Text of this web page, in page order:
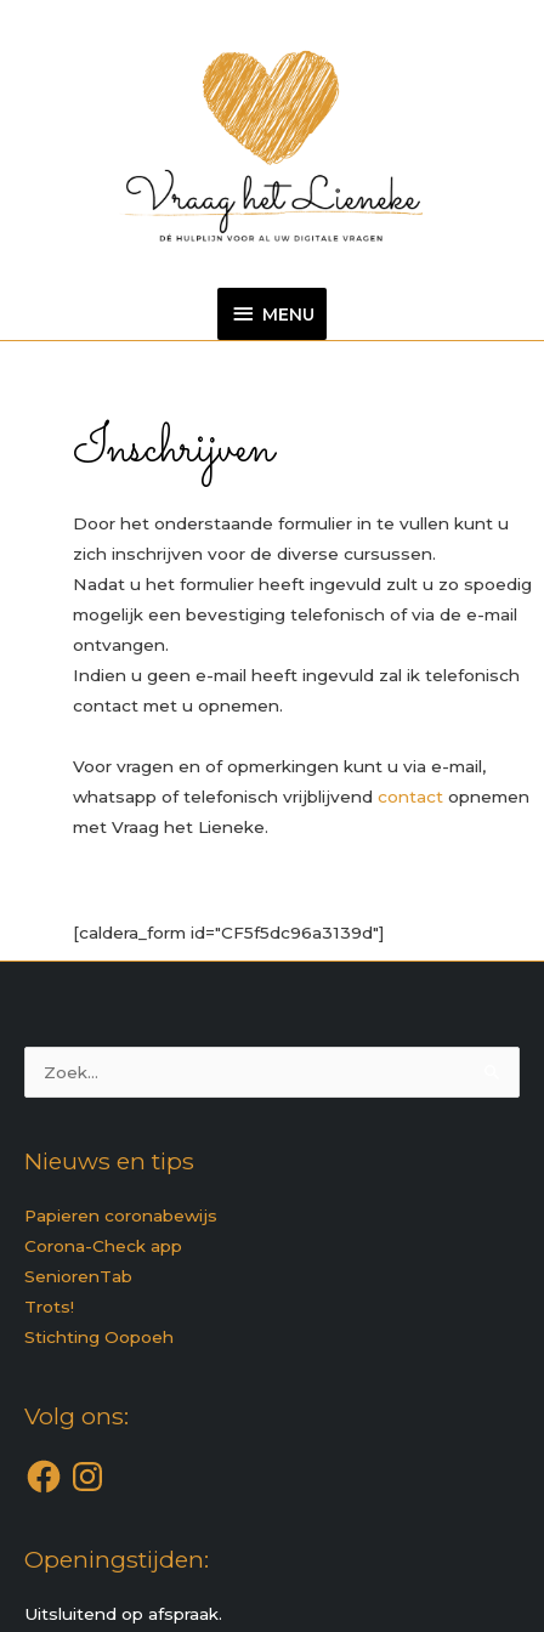
MENU
Inschrijven
Door het onderstaande formulier in te vullen kunt u
zich inschrijven voor de diverse cursussen.
Nadat u het formulier heeft ingevuld zult u zo spoedig
mogelijk een bevestiging telefonisch of via de e-mail
ontvangen.
Indien u geen e-mail heeft ingevuld zal ik telefonisch
contact met u opnemen.
Voor vragen en of opmerkingen kunt u via e-mail,
whatsapp of telefonisch vrijblijvend contact opnemen
met Vraag het Lieneke.
[caldera_form id="CF5f5dc96a3139d"]
Zoek
Nieuws en tips
Papieren coronabewijs
Corona-Check app
SeniorenTab
Trots!
Stichting Oopoeh
Volg ons:
Facebook
Openingstijden:
Uitsluitend op afspraak.